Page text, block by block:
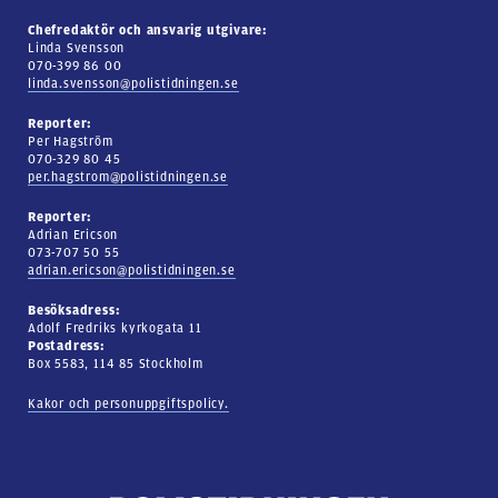
Chefredaktör och ansvarig utgivare:
Linda Svensson
070-399 86 00
linda.svensson@polistidningen.se
Reporter:
Per Hagström
070-329 80 45
per.hagstrom@polistidningen.se
Reporter:
Adrian Ericson
073-707 50 55
adrian.ericson@polistidningen.se
Besöksadress:
Adolf Fredriks kyrkogata 11
Postadress:
Box 5583, 114 85 Stockholm
Kakor och personuppgiftspolicy.